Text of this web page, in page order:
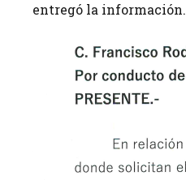
entregó la información.